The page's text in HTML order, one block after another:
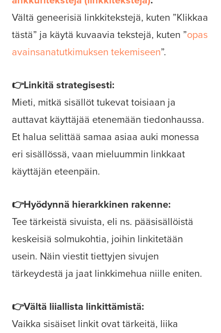
Vältä geneerisiä linkkitekstejä, kuten ”Klikkaa
tästä” ja käytä kuvaavia tekstejä, kuten ”opas
avainsanatutkimuksen tekemiseen”.
👉Linkitä strategisesti:
Mieti, mitkä sisällöt tukevat toisiaan ja
auttavat käyttäjää etenemään tiedonhaussa.
Et halua selittää samaa asiaa auki monessa
eri sisällössä, vaan mieluummin linkkaat
käyttäjän eteenpäin.
👉Hyödynnä hierarkkinen rakenne:
Tee tärkeistä sivuista, eli ns. pääsisällöistä
keskeisiä solmukohtia, joihin linkitetään
usein. Näin viestit tiettyjen sivujen
tärkeydestä ja jaat linkkimehua niille eniten.
👉Vältä liiallista linkittämistä:
Vaikka sisäiset linkit ovat tärkeitä, liika